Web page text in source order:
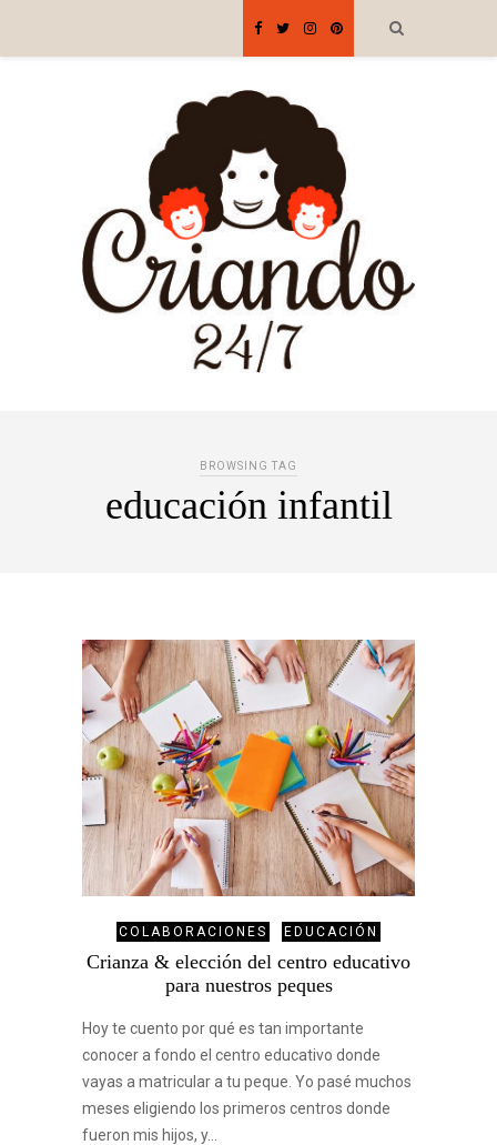
BROWSING TAG
educación infantil
COLABORACIONES EDUCACIÓN
Crianza & elección del centro educativo
para nuestros peques
Hoy te cuento por qué es tan importante
conocer a fondo el centro educativo donde
vayas a matricular a tu peque. Yo pasé muchos
meses eligiendo los primeros centros donde
fueron mis hijos, y…